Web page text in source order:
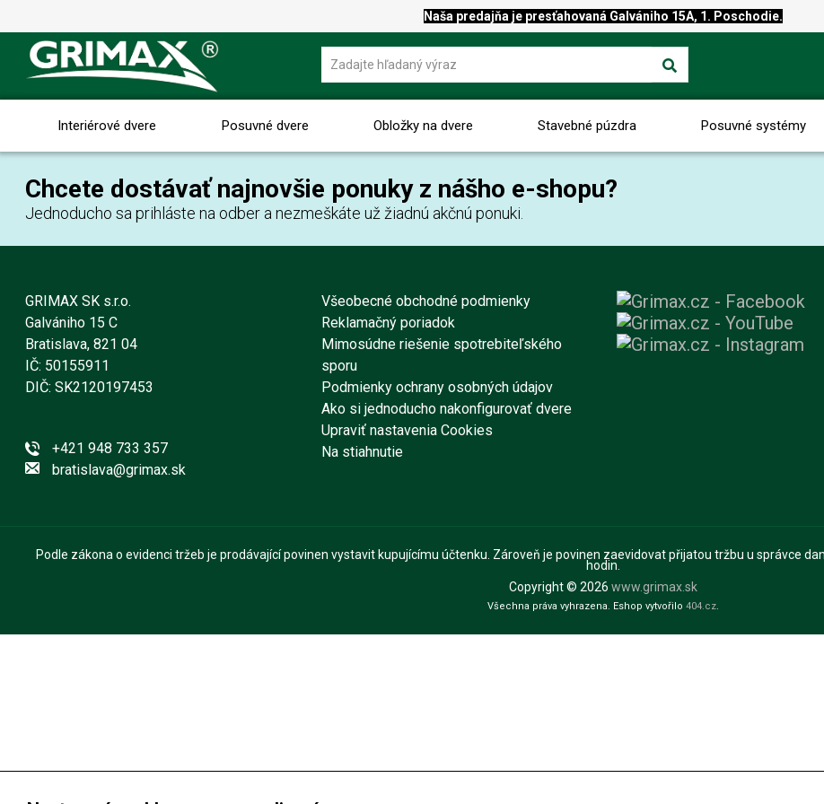
Naša predajňa je presťahovaná Galvániho 15A, 1. Poschodie.
Interiérové dvere Posuvné dvere Obložky na dvere Stavebné púzdra Posuvné systémy
Chcete dostávať najnovšie ponuky z nášho e-shopu?
Jednoducho sa prihláste na odber a nezmeškáte už žiadnú akčnú ponuki.
GRIMAX SK s.r.o.
Galvániho 15 C
Bratislava, 821 04
IČ: 50155911
DIČ: SK2120197453
+421 948 733 357
bratislava@grimax.sk
Všeobecné obchodné podmienky
Reklamačný poriadok
Mimosúdne riešenie spotrebiteľského
sporu
Podmienky ochrany osobných údajov
Ako si jednoducho nakonfigurovať dvere
Upraviť nastavenia Cookies
Na stiahnutie
Podle zákona o evidenci tržeb je prodávající povinen vystavit kupujícímu účtenku. Zároveň je povinen zaevidovat přijatou tržbu u správce
hodin.
Copyright © 2026 www.grimax.sk
Všechna práva vyhrazena. Eshop vytvořilo 404.cz.